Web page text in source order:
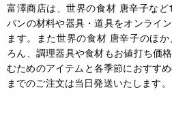
富澤商店は、世界の食材 唐辛子な
パンの材料や器具・道具をオンライ
ます。また世界の食材 唐辛子のほ
ろん、調理器具や食材もお値打ち価
むためのアイテムと各季節におすす
までのご注文は当日発送いたします。